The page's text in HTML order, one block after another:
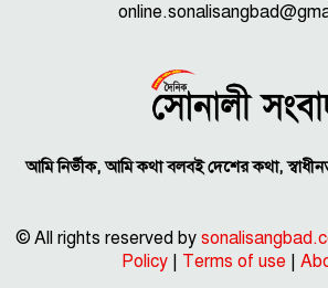
আমি নির্ভীক, আমি কথা বলবই দেশের কথা,
© All rights reserved by
Policy| Terms of use